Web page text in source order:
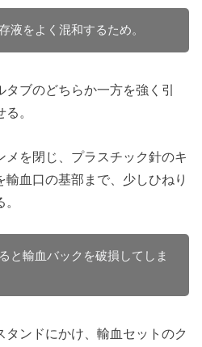
液をよく混和するため。
ブのどちらか一方を強く引
。
を閉じ、プラスチック針のキ
輸血口の基部まで、少しひねり
と輸血バックを破損してしま
ンドにかけ、輸血セットのク